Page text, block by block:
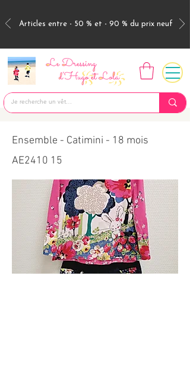
Articles entre - 50 % et - 90 % du prix neuf
Ensemble - Catimini - 18 mois
AE2410 15